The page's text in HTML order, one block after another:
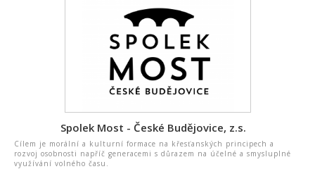
Spolek Most - České Budějovice, z.s.
Cílem je morální a kulturní formace na křesťanských principech a
rozvoj osobnosti napříč generacemi s důrazem na účelné a smysluplné
využívání volného času.